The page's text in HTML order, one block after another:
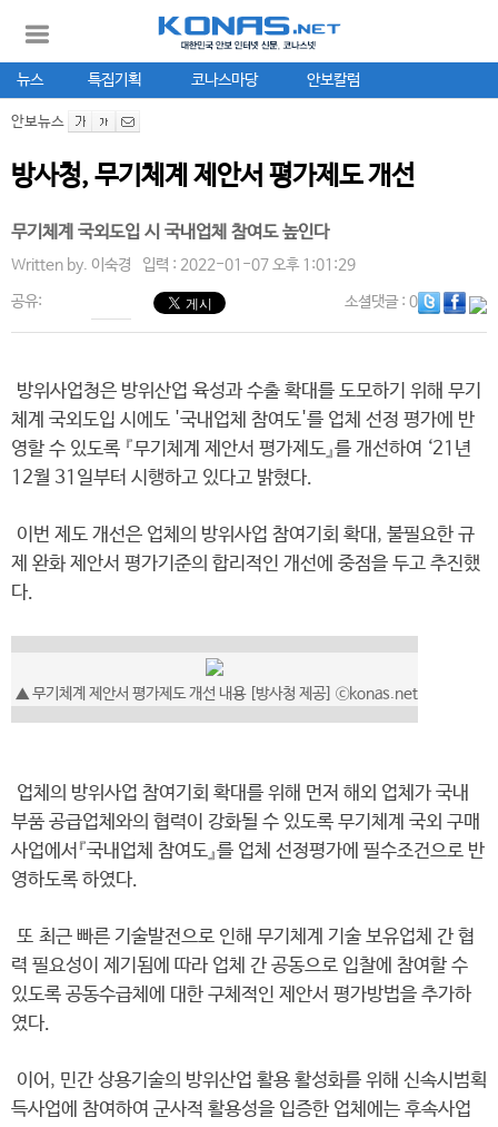
뉴스 특집기획 코나스마당 안보칼럼
안보뉴스
방사청, 무기체계 제안서 평가제도 개선
무기체계 국외도입 시 국내업체 참여도 높인다
Written by. 이숙경 입력 : 2022-01-07 오후 1:01:29
공유: 소셜댓글: 0
방위사업청은 방위산업 육성과 수출 확대를 도모하기 위해 무기
체계 국외도입 시에도 '국내업체 참여도'를 업체 선정 평가에 반
영할 수 있도록 『무기체계 제안서 평가제도』를 개선하여 ‘21년
12월 31일부터 시행하고 있다고 밝혔다.
이번 제도 개선은 업체의 방위사업 참여기회 확대, 불필요한 규
제 완화 제안서 평가기준의 합리적인 개선에 중점을 두고 추진했
다.
▲ 무기체계 제안서 평가제도 개선 내용 [방사청 제공] ⓒkonas.net
업체의 방위사업 참여기회 확대를 위해 먼저 해외 업체가 국내
부품 공급업체와의 협력이 강화될 수 있도록 무기체계 국외 구매
사업에서『국내업체 참여도』를 업체 선정평가에 필수조건으로 반
영하도록 하였다.
또 최근 빠른 기술발전으로 인해 무기체계 기술 보유업체 간 협
력 필요성이 제기됨에 따라 업체 간 공동으로 입찰에 참여할 수
있도록 공동수급체에 대한 구체적인 제안서 평가방법을 추가하
였다.
이어, 민간 상용기술의 방위산업 활용 활성화를 위해 신속시범획
득사업에 참여하여 군사적 활용성을 입증한 업체에는 후속사업